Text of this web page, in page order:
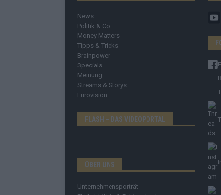
News
Politik & Co
Money Matters
Tipps & Tricks
Brainpower
Specials
Meinung
Streams & Storys
Eurovision
FLASH – DAS VIDEOPORTAL
ÜBER UNS
Unternehmensporträt